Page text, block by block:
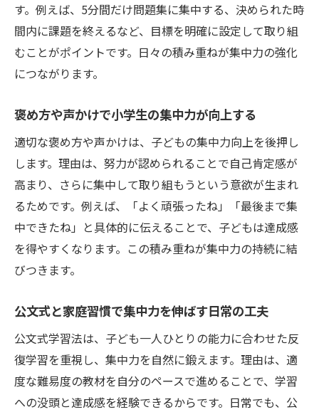
す。例えば、5分間だけ問題集に集中する、決められた時
間内に課題を終えるなど、目標を明確に設定して取り組
むことがポイントです。日々の積み重ねが集中力の強化
につながります。
褒め方や声かけで小学生の集中力が向上する
適切な褒め方や声かけは、子どもの集中力向上を後押し
します。理由は、努力が認められることで自己肯定感が
高まり、さらに集中して取り組もうという意欲が生まれ
るためです。例えば、「よく頑張ったね」「最後まで集
中できたね」と具体的に伝えることで、子どもは達成感
を得やすくなります。この積み重ねが集中力の持続に結
びつきます。
公文式と家庭習慣で集中力を伸ばす日常の工夫
公文式学習法は、子ども一人ひとりの能力に合わせた反
復学習を重視し、集中力を自然に鍛えます。理由は、適
度な難易度の教材を自分のペースで進めることで、学習
への没頭と達成感を経験できるからです。日常でも、公